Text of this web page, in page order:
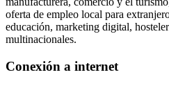
oferta de empleo local para
educación, marketing digital,
multinacionales.
Conexión a internet